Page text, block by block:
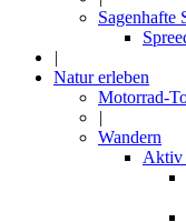
Sagenhafte
|
Natur erleben
Motorrad-
|
Wandern
Aktiv